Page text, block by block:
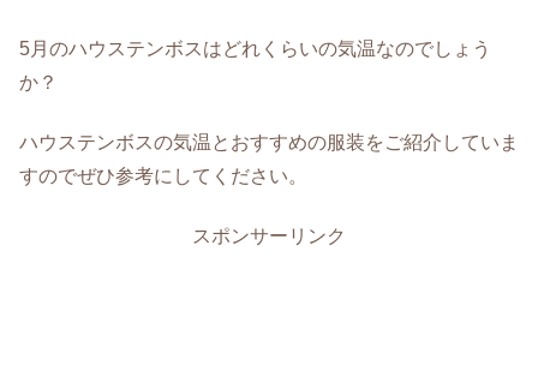
5月のハウステンボスはどれくらいの気温なのでしょう
か？
ハウステンボスの気温とおすすめの服装をご紹介していま
すのでぜひ参考にしてください。
スポンサーリンク